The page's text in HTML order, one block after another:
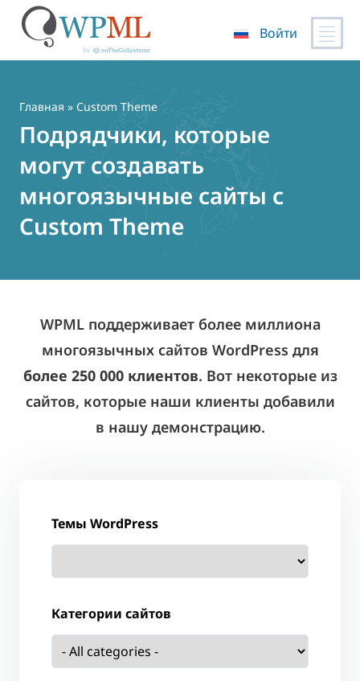
содержимому
Войти
Главная » Custom Theme
Подрядчики, которые
могут создавать
многоязычные сайты с
Custom Theme
WPML поддерживает более миллиона
многоязычных сайтов WordPress для
более 250 000 клиентов. Вот некоторые из
сайтов, которые наши клиенты добавили
в нашу демонстрацию.
Темы WordPress
Категории сайтов